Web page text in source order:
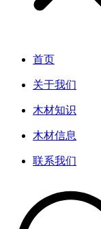
首页
关于我们
木材知识
木材信息
联系我们